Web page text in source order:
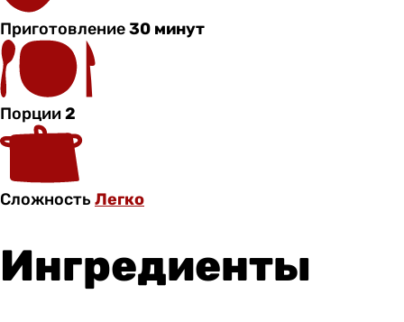
Приготовление30 минут
Порции2
Сложность Легко
Ингредиенты